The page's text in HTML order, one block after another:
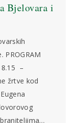
Bjelovara i
8.15 –
žrtve kod
Trg Eugena